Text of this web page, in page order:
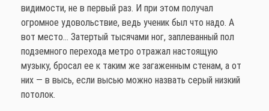
видимости, не в первый раз. И при этом получал
огромное удовольствие, ведь ученик был что надо. А
вот место… Затертый тысячами ног, заплеванный пол
подземного перехода метро отражал настоящую
музыку, бросал ее к таким же загаженным стенам, а от
них — в высь, если высью можно назвать серый низкий
потолок.